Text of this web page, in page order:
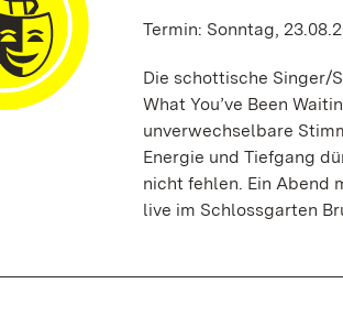
Termin: Sonntag,
Die schottische Singer/
What You’ve Been
unverwechselbare
Energie und Tiefgang
nicht fehlen. Ein Abend
live im Schlossgarten